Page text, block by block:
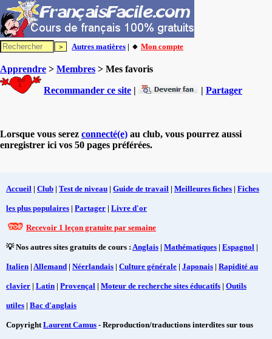
Autres matières | 🔸 Mon compte
Apprendre > Membres > Mes favoris
Recommander ce site | | Partager
Lorsque vous serez connecté(e) au club, vous pourrez aussi
enregistrer ici vos 50 pages préférées.
Accueil | Club | Test de niveau | Guide de travail | Meilleures fiches | Fiches
les plus populaires | Partager | Livre d'or
Recevoir 1 leçon gratuite par semaine
💡 Nos autres sites gratuits de cours : Anglais | Mathématiques | Espagnol |
Italien | Allemand | Néerlandais | Culture générale | Japonais | Rapidité au
clavier | Latin | Provençal | Moteur de recherche sites éducatifs | Outils
utiles | Bac d'anglais
CopyrightLaurent Camus - Reproduction/traductions interdites sur tous